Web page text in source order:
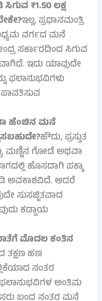
₹1.50 ಲಕ್ಷ
ಇಲ್ಲ, ಪ್ರಧಾನಮಂತ್ರಿ
ವರ್ಗದ ಮನೆ
ಸರ್ಕಾರದಿಂದ ಸಿಗುವ
ಇದು ಯಾವುದೇ
ಫಲಾನುಭವಿಗಳು
ಹೆಂಚಿನ ಮನೆ
ಹೌದು, ಪ್ರಸ್ತುತ
ಮಣ್ಣಿನ ಗೋಡೆ ಅಥವಾ
ಹೊಸದಾಗಿ ಪಕ್ಕಾ
ಆದರೆ
ಸುಸಜ್ಜಿತವಾದ
ಕಡ್ಡಾಯ
ಮೊದಲ ಕಂತಿನ
ತಕ್ಷಣ ಹಣ
ನಂತರ
ಅಂತಿಮ